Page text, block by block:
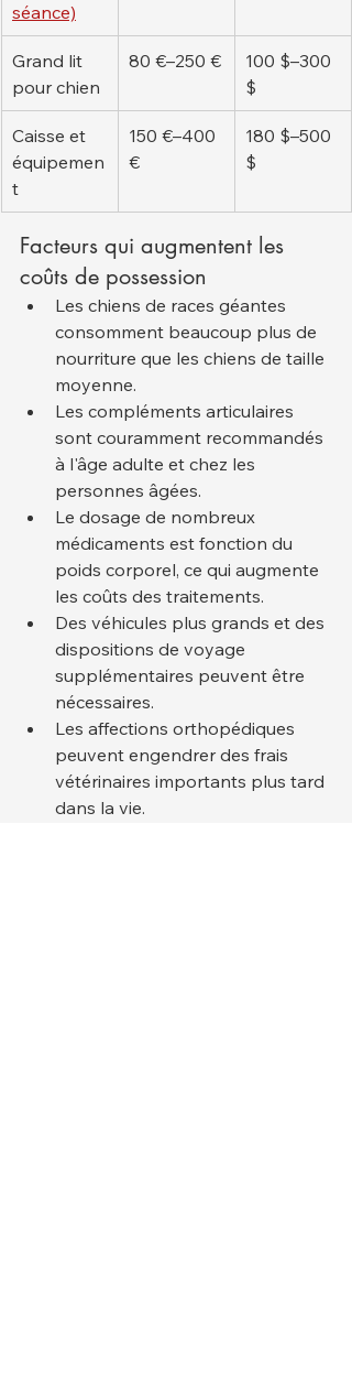
séance)
Grand lit
pour chien
80 €–250 €
100 $–300
$
Caisse et
équipemen
t
150 €–400
€
180 $–500
$
Facteurs qui augmentent les
coûts de possession
Les chiens de races géantes
consomment beaucoup plus de
nourriture que les chiens de taille
moyenne.
Les compléments articulaires
sont couramment recommandés
à l'âge adulte et chez les
personnes âgées.
Le dosage de nombreux
médicaments est fonction du
poids corporel, ce qui augmente
les coûts des traitements.
Des véhicules plus grands et des
dispositions de voyage
supplémentaires peuvent être
nécessaires.
Les affections orthopédiques
peuvent engendrer des frais
vétérinaires importants plus tard
dans la vie.